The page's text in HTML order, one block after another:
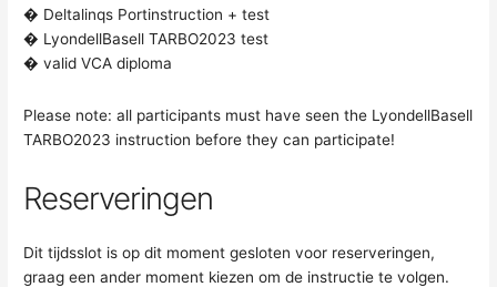
� Deltalinqs Portinstruction + test
� LyondellBasell TARBO2023 test
� valid VCA diploma
Please note: all participants must have seen the LyondellBasell
TARBO2023 instruction before they can participate!
Reserveringen
Dit tijdsslot is op dit moment gesloten voor reserveringen,
graag een ander moment kiezen om de instructie te volgen.